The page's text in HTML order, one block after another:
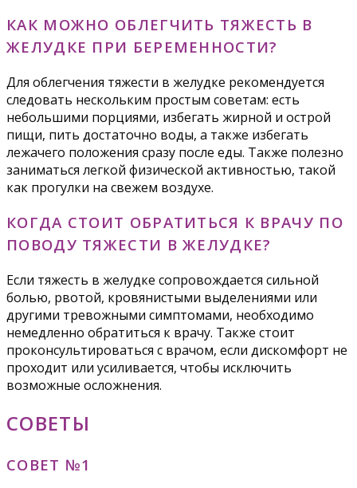
КАК МОЖНО ОБЛЕГЧИТЬ ТЯЖЕСТЬ В
ЖЕЛУДКЕ ПРИ БЕРЕМЕННОСТИ?
Для облегчения тяжести в желудке рекомендуется
следовать нескольким простым советам: есть
небольшими порциями, избегать жирной и острой
пищи, пить достаточно воды, а также избегать
лежачего положения сразу после еды. Также полезно
заниматься легкой физической активностью, такой
как прогулки на свежем воздухе.
КОГДА СТОИТ ОБРАТИТЬСЯ К ВРАЧУ ПО
ПОВОДУ ТЯЖЕСТИ В ЖЕЛУДКЕ?
Если тяжесть в желудке сопровождается сильной
болью, рвотой, кровянистыми выделениями или
другими тревожными симптомами, необходимо
немедленно обратиться к врачу. Также стоит
проконсультироваться с врачом, если дискомфорт не
проходит или усиливается, чтобы исключить
возможные осложнения.
СОВЕТЫ
СОВЕТ №1